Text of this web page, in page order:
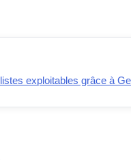
exploitables grâce à